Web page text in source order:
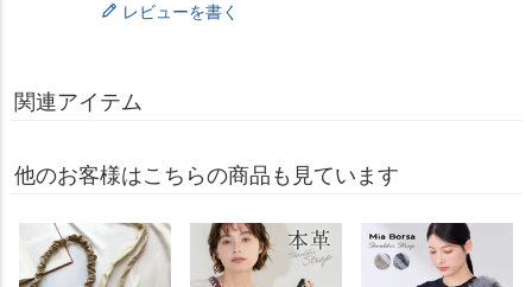
レビューを書く
関連アイテム
他のお客様はこちらの商品も見ています